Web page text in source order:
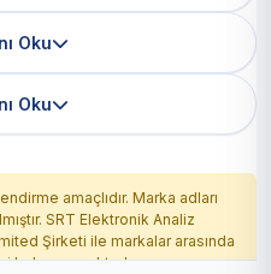
Oku
Oku
amaçlıdır. Marka adları
SRT Elektronik Analiz
Şirketi ile markalar arasında
bulunmamaktadır.